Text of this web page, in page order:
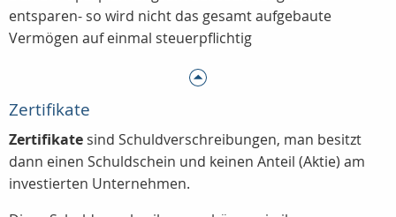
entsparen- so wird nicht das gesamt aufgebaute
Vermögen auf einmal steuerpflichtig
Zertifikate
Zertifikate sind Schuldverschreibungen, man besitzt
dann einen Schuldschein und keinen Anteil (Aktie) am
investierten Unternehmen.